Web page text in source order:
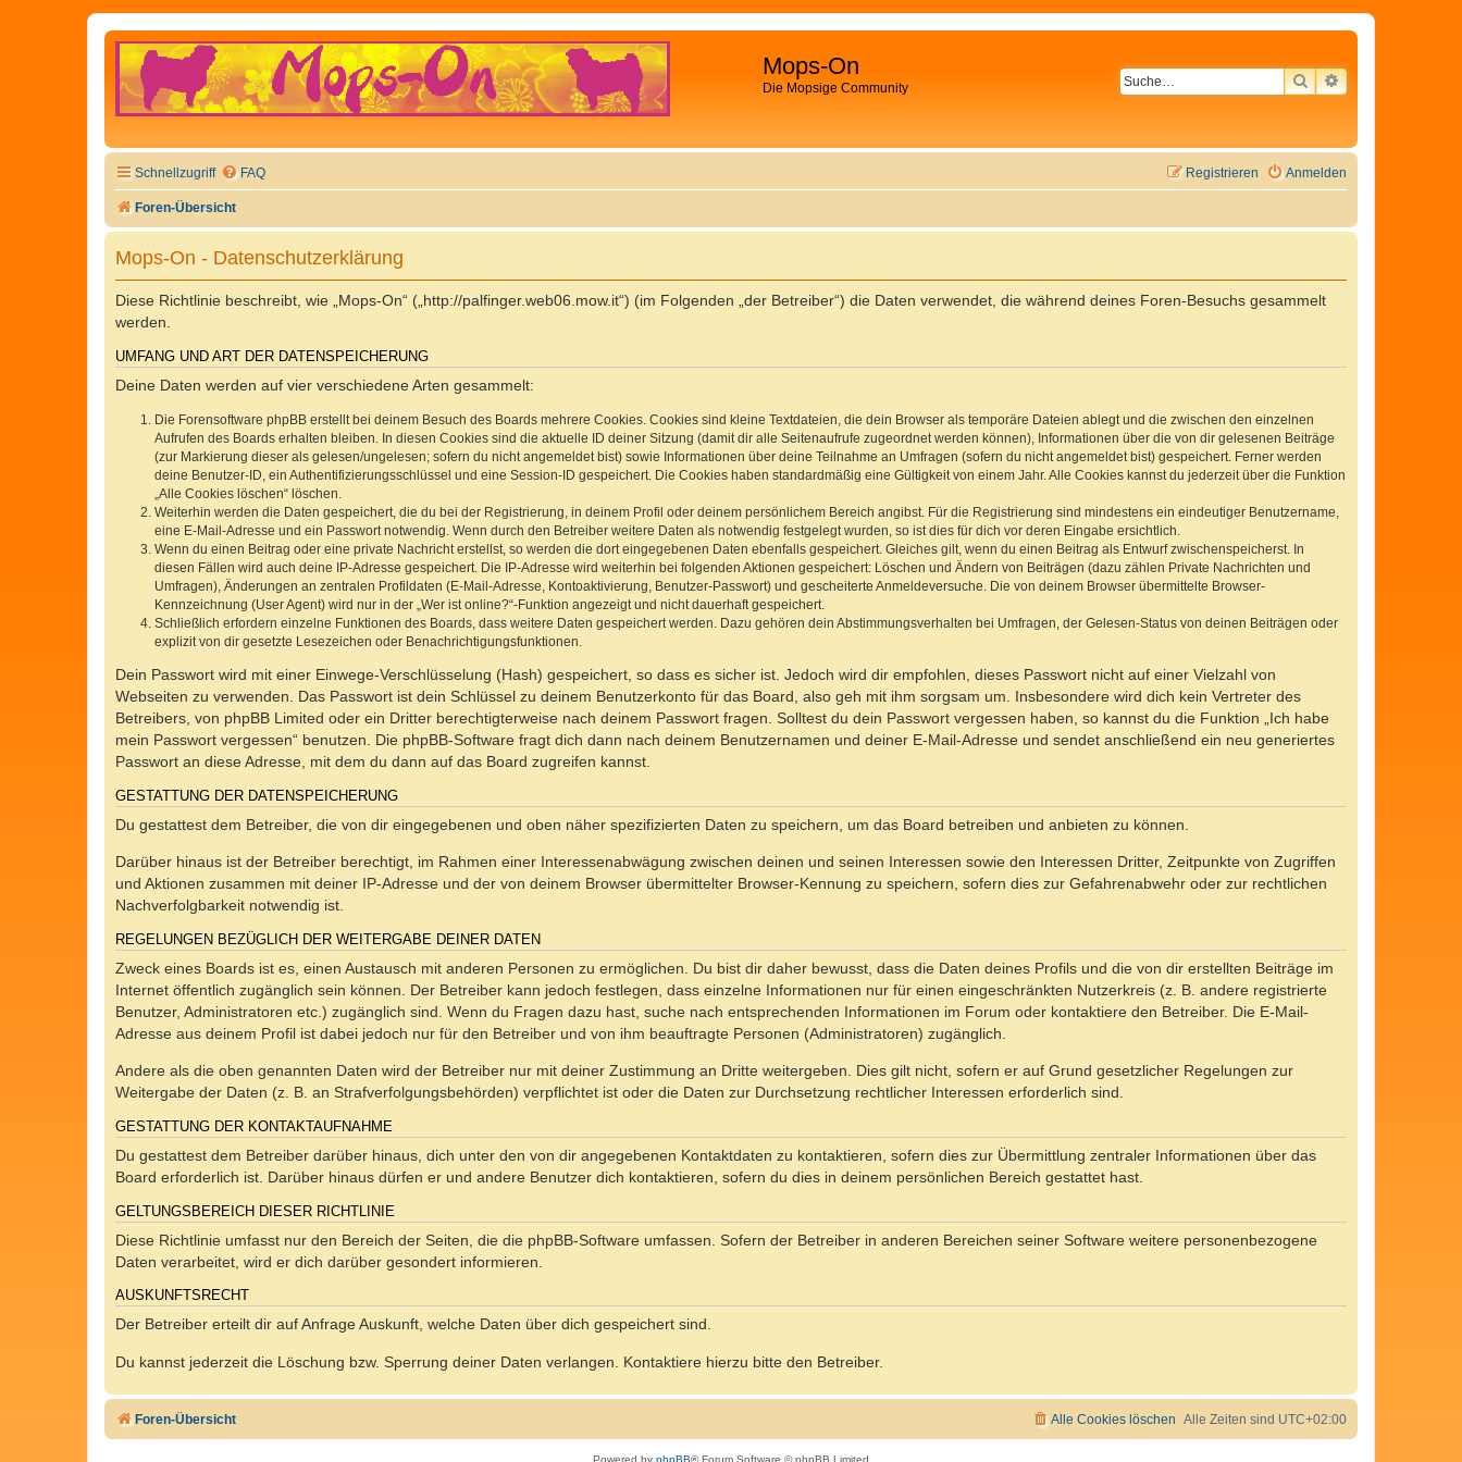
Mops-On
Die Mopsige Community SUCHEERWEITERTE
Schnellzugriff FAQ Anmelden
Registrieren
Foren-Übersicht
Mops-On - Datenschutzerklärung
Diese Richtlinie beschreibt, wie „Mops-On“ („http://palfinger.web06.mow.it“) (im Folgenden „der Betreiber“) die Daten verwendet, die während deines Foren-Besuchs gesammelt
werden.
UMFANG UND ART DER DATENSPEICHERUNG
Deine Daten werden auf vier verschiedene Arten gesammelt:
Die Forensoftware phpBB erstellt bei deinem Besuch des Boards mehrere Cookies. Cookies sind kleine Textdateien, die dein Browser als temporäre Dateien ablegt und die zwischen den einzelnen
Aufrufen des Boards erhalten bleiben. In diesen Cookies sind die aktuelle ID deiner Sitzung (damit dir alle Seitenaufrufe zugeordnet werden können), Informationen über die von dir gelesenen Beiträge
(zur Markierung dieser als gelesen/ungelesen; sofern du nicht angemeldet bist) sowie Informationen über deine Teilnahme an Umfragen (sofern du nicht angemeldet bist) gespeichert. Ferner werden
deine Benutzer-ID, ein Authentifizierungsschlüssel und eine Session-ID gespeichert. Die Cookies haben standardmäßig eine Gültigkeit von einem Jahr. Alle Cookies kannst du jederzeit über die Funktion
„Alle Cookies löschen“ löschen.
Weiterhin werden die Daten gespeichert, die du bei der Registrierung, in deinem Profil oder deinem persönlichem Bereich angibst. Für die Registrierung sind mindestens ein eindeutiger Benutzername,
eine E-Mail-Adresse und ein Passwort notwendig. Wenn durch den Betreiber weitere Daten als notwendig festgelegt wurden, so ist dies für dich vor deren Eingabe ersichtlich.
Wenn du einen Beitrag oder eine private Nachricht erstellst, so werden die dort eingegebenen Daten ebenfalls gespeichert. Gleiches gilt, wenn du einen Beitrag als Entwurf zwischenspeicherst. In
diesen Fällen wird auch deine IP-Adresse gespeichert. Die IP-Adresse wird weiterhin bei folgenden Aktionen gespeichert: Löschen und Ändern von Beiträgen (dazu zählen Private Nachrichten und
Umfragen), Änderungen an zentralen Profildaten (E-Mail-Adresse, Kontoaktivierung, Benutzer-Passwort) und gescheiterte Anmeldeversuche. Die von deinem Browser übermittelte Browser-
Kennzeichnung (User Agent) wird nur in der „Wer ist online?“-Funktion angezeigt und nicht dauerhaft gespeichert.
Schließlich erfordern einzelne Funktionen des Boards, dass weitere Daten gespeichert werden. Dazu gehören dein Abstimmungsverhalten bei Umfragen, der Gelesen-Status von deinen Beiträgen oder
explizit von dir gesetzte Lesezeichen oder Benachrichtigungsfunktionen.
Dein Passwort wird mit einer Einwege-Verschlüsselung (Hash) gespeichert, so dass es sicher ist. Jedoch wird dir empfohlen, dieses Passwort nicht auf einer Vielzahl von
Webseiten zu verwenden. Das Passwort ist dein Schlüssel zu deinem Benutzerkonto für das Board, also geh mit ihm sorgsam um. Insbesondere wird dich kein Vertreter des
Betreibers, von phpBB Limited oder ein Dritter berechtigterweise nach deinem Passwort fragen. Solltest du dein Passwort vergessen haben, so kannst du die Funktion „Ich habe
mein Passwort vergessen“ benutzen. Die phpBB-Software fragt dich dann nach deinem Benutzernamen und deiner E-Mail-Adresse und sendet anschließend ein neu generiertes
Passwort an diese Adresse, mit dem du dann auf das Board zugreifen kannst.
GESTATTUNG DER DATENSPEICHERUNG
Du gestattest dem Betreiber, die von dir eingegebenen und oben näher spezifizierten Daten zu speichern, um das Board betreiben und anbieten zu können.
Darüber hinaus ist der Betreiber berechtigt, im Rahmen einer Interessenabwägung zwischen deinen und seinen Interessen sowie den Interessen Dritter, Zeitpunkte von Zugriffen
und Aktionen zusammen mit deiner IP-Adresse und der von deinem Browser übermittelter Browser-Kennung zu speichern, sofern dies zur Gefahrenabwehr oder zur rechtlichen
Nachverfolgbarkeit notwendig ist.
REGELUNGEN BEZÜGLICH DER WEITERGABE DEINER DATEN
Zweck eines Boards ist es, einen Austausch mit anderen Personen zu ermöglichen. Du bist dir daher bewusst, dass die Daten deines Profils und die von dir erstellten Beiträge im
Internet öffentlich zugänglich sein können. Der Betreiber kann jedoch festlegen, dass einzelne Informationen nur für einen eingeschränkten Nutzerkreis (z. B. andere registrierte
Benutzer, Administratoren etc.) zugänglich sind. Wenn du Fragen dazu hast, suche nach entsprechenden Informationen im Forum oder kontaktiere den Betreiber. Die E-Mail-
Adresse aus deinem Profil ist dabei jedoch nur für den Betreiber und von ihm beauftragte Personen (Administratoren) zugänglich.
Andere als die oben genannten Daten wird der Betreiber nur mit deiner Zustimmung an Dritte weitergeben. Dies gilt nicht, sofern er auf Grund gesetzlicher Regelungen zur
Weitergabe der Daten (z. B. an Strafverfolgungsbehörden) verpflichtet ist oder die Daten zur Durchsetzung rechtlicher Interessen erforderlich sind.
GESTATTUNG DER KONTAKTAUFNAHME
Du gestattest dem Betreiber darüber hinaus, dich unter den von dir angegebenen Kontaktdaten zu kontaktieren, sofern dies zur Übermittlung zentraler Informationen über das
Board erforderlich ist. Darüber hinaus dürfen er und andere Benutzer dich kontaktieren, sofern du dies in deinem persönlichen Bereich gestattet hast.
GELTUNGSBEREICH DIESER RICHTLINIE
Diese Richtlinie umfasst nur den Bereich der Seiten, die die phpBB-Software umfassen. Sofern der Betreiber in anderen Bereichen seiner Software weitere personenbezogene
Daten verarbeitet, wird er dich darüber gesondert informieren.
AUSKUNFTSRECHT
Der Betreiber erteilt dir auf Anfrage Auskunft, welche Daten über dich gespeichert sind.
Du kannst jederzeit die Löschung bzw. Sperrung deiner Daten verlangen. Kontaktiere hierzu bitte den Betreiber.
Foren-Übersicht Alle Zeiten sind UTC+02:00
Alle Cookies löschen
Powered by phpBB® Forum Software © phpBB Limited